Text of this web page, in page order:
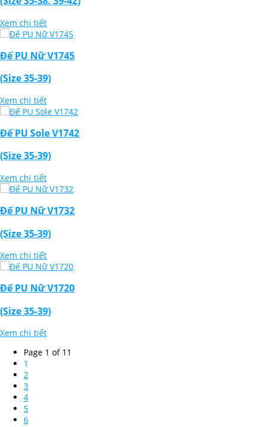
Xem chi tiết
Đế PU Nữ V1745
(Size 35-39)
Xem chi tiết
Đế PU Sole V1742
(Size 35-39)
Xem chi tiết
Đế PU Nữ V1732
(Size 35-39)
Xem chi tiết
Đế PU Nữ V1720
(Size 35-39)
Xem chi tiết
Page 1 of 11
1
2
3
4
5
6